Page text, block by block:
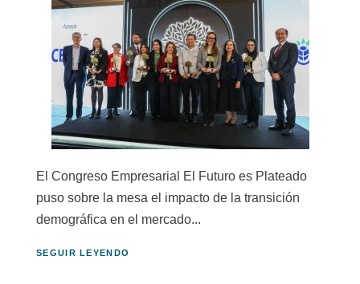
El Congreso Empresarial El Futuro es Plateado
puso sobre la mesa el impacto de la transición
demográfica en el mercado...
SEGUIR LEYENDO